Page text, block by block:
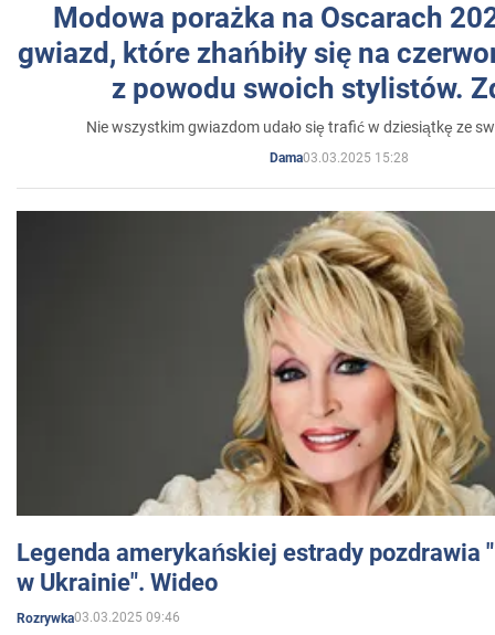
Modowa porażka na Oscarach
gwiazd, które zhańbiły się na
z powodu swoich stylistów.
Nie wszystkim gwiazdom udało się trafić w dziesiątkę ze
Dama03.03.2025 15:28
Legenda amerykańskiej estrady pozdrawia
w Ukrainie". Wideo
Rozrywka03.03.2025 09:46